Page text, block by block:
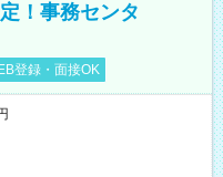
！事務センタ
登録・面接OK